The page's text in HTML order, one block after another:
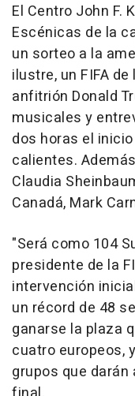
El Centro John F.
Escénicas de la
un sorteo a la
ilustre, un FIFA
anfitrión Donald
musicales y
dos horas el
calientes.
Claudia
Canadá, Mark
"Será como 104
presidente de la
intervención
un récord de 48
ganarse la plaza
cuatro europeos,
grupos que